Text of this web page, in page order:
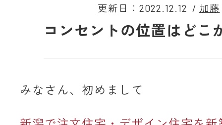
更新日：2022.12.12 / 加藤
コンセントの位置はどこ
みなさん、初めまして